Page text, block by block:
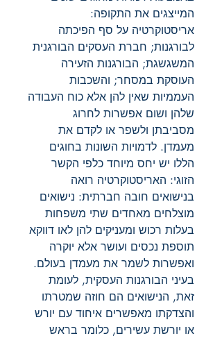
המייצגים את התקופה:
אריסטוקרטיה על סף הפיכתה
לבורגנות; חברת העסקים הבורגנית
המשגשגת; הבורגנות הזעירה
העוסקת במסחר; והשכבות
העממיות שאין להן אלא כוח העבודה
שלהן ושום אפשרות לחרוג
מסביבתן ולשפר או לקדם את
מעמדן. לדמויות השונות בחוגים
הללו יש יחס מיוחד כלפי הקשר
הזוגי: האריסטוקרטיה רואה
בנישואים חובה חברתית: נישואים
מוצלחים מאחדים שתי משפחות
בעלות רכוש ומעניקים להן לאו דווקא
תוספת נכסים ועושר אלא יוקרה
ואפשרות לשמר את מעמדן בעולם.
בעיני הבורגנות העסקית, לעומת
זאת, הנישואים הם חוזה שמטרתו
והצדקתו מאפשרים איחוד עם יורש
או יורשת עשירים, כלומר בראש